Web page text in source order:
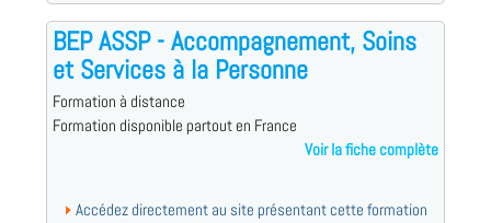
BEP ASSP - Accompagnement, Soins
et Services à la Personne
Formation à distance
Formation disponible partout en France
Voir la fiche complète
Accédez directement au site présentant cette formation